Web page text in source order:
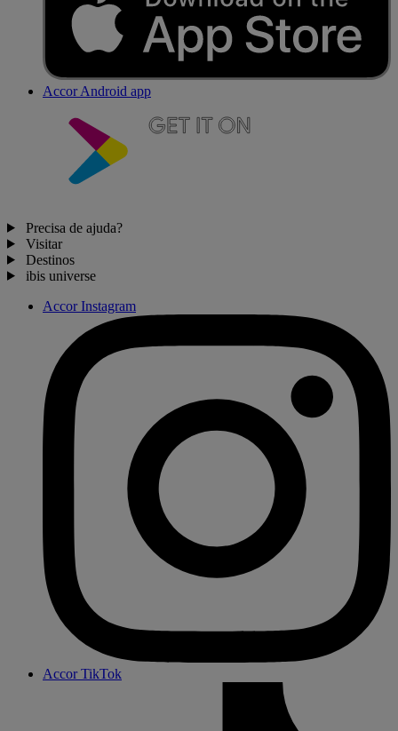
Accor Android app
Precisa de ajuda?
Visitar
Destinos
ibis universe
Accor Instagram
Accor TikTok